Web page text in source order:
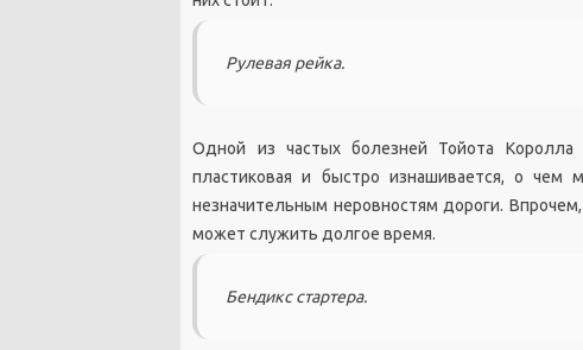
Рулевая рейка.
Одной из частых болезней Тойота Королла
пластиковая и быстро изнашивается, о
незначительным неровностям дороги.
может служить долгое время.
Бендикc стартера.